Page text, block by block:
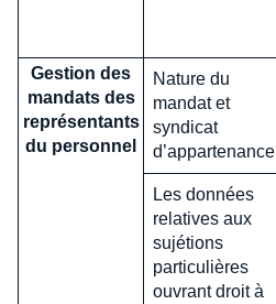
Gestion des
mandats des
représentants
du personnel
Nature du
mandat et
syndicat
d’appartenance
Les données
relatives aux
sujétions
particulières
ouvrant droit à